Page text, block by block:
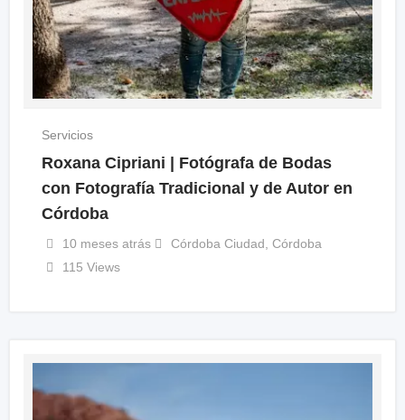
Servicios
Roxana Cipriani | Fotógrafa de Bodas
con Fotografía Tradicional y de Autor en
Córdoba
10 meses atrás Córdoba Ciudad Córdoba
115 Views